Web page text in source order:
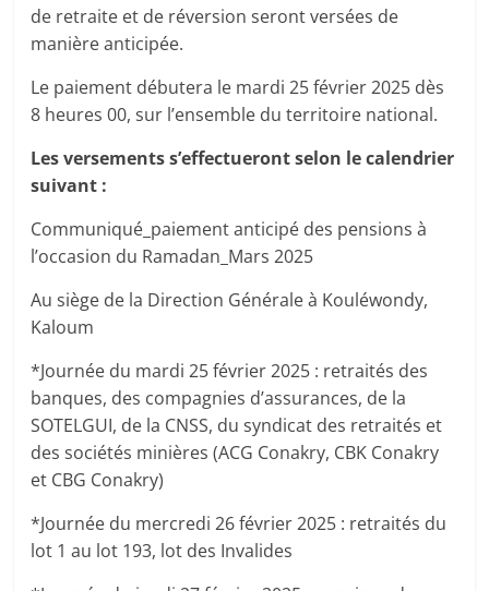
de retraite et de réversion seront versées de
manière anticipée.
Le paiement débutera le mardi 25 février 2025 dès
8 heures 00, sur l’ensemble du territoire national.
Les versements s’effectueront selon le calendrier
suivant :
Communiqué_paiement anticipé des pensions à
l’occasion du Ramadan_Mars 2025
Au siège de la Direction Générale à Kouléwondy,
Kaloum
*Journée du mardi 25 février 2025 : retraités des
banques, des compagnies d’assurances, de la
SOTELGUI, de la CNSS, du syndicat des retraités et
des sociétés minières (ACG Conakry, CBK Conakry
et CBG Conakry)
*Journée du mercredi 26 février 2025 : retraités du
lot 1 au lot 193, lot des Invalides